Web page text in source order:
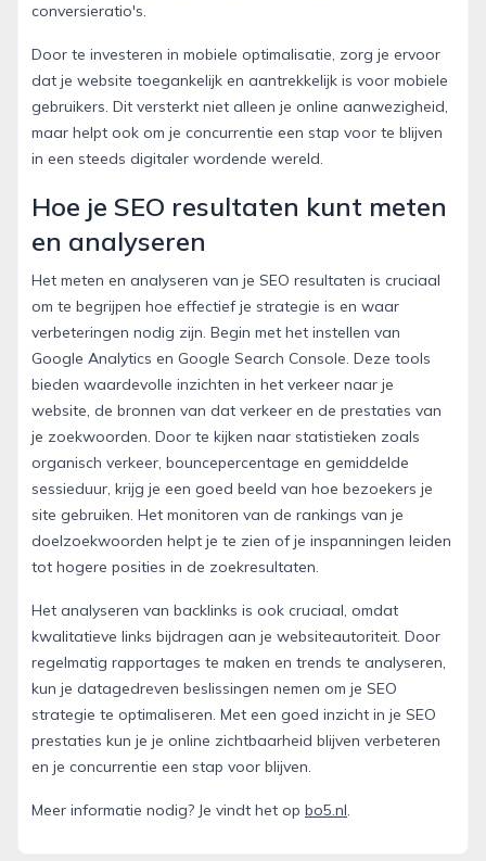
conversieratio's.
Door te investeren in mobiele optimalisatie, zorg je ervoor
dat je website toegankelijk en aantrekkelijk is voor mobiele
gebruikers. Dit versterkt niet alleen je online aanwezigheid,
maar helpt ook om je concurrentie een stap voor te blijven
in een steeds digitaler wordende wereld.
Hoe je SEO resultaten kunt meten
en analyseren
Het meten en analyseren van je SEO resultaten is cruciaal
om te begrijpen hoe effectief je strategie is en waar
verbeteringen nodig zijn. Begin met het instellen van
Google Analytics en Google Search Console. Deze tools
bieden waardevolle inzichten in het verkeer naar je
website, de bronnen van dat verkeer en de prestaties van
je zoekwoorden. Door te kijken naar statistieken zoals
organisch verkeer, bouncepercentage en gemiddelde
sessieduur, krijg je een goed beeld van hoe bezoekers je
site gebruiken. Het monitoren van de rankings van je
doelzoekwoorden helpt je te zien of je inspanningen leiden
tot hogere posities in de zoekresultaten.
Het analyseren van backlinks is ook cruciaal, omdat
kwalitatieve links bijdragen aan je websiteautoriteit. Door
regelmatig rapportages te maken en trends te analyseren,
kun je datagedreven beslissingen nemen om je SEO
strategie te optimaliseren. Met een goed inzicht in je SEO
prestaties kun je je online zichtbaarheid blijven verbeteren
en je concurrentie een stap voor blijven.
Meer informatie nodig? Je vindt het op bo5.nl.